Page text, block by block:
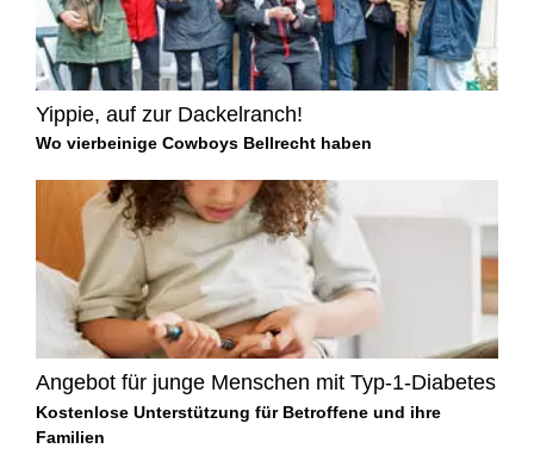
Yippie, auf zur Dackelranch!
Wo vierbeinige Cowboys Bellrecht haben
Angebot für junge Menschen mit Typ-1-Diabetes
Kostenlose Unterstützung für Betroffene und ihre
Familien